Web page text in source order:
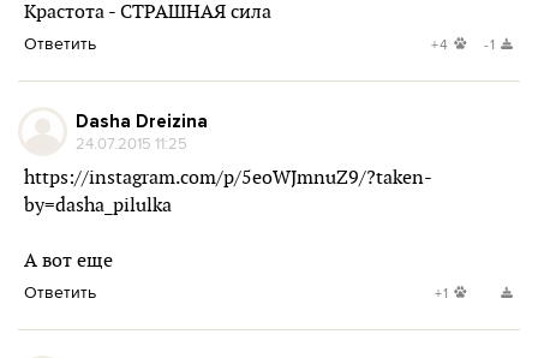
Крастота - СТРАШНАЯ сила
Ответить +4 -1
Dasha Dreizina
24.07.2015 11:25
https://instagram.com/p/5eoWJmnuZ9/?taken-
by=dasha_pilulka
А вот еще
Ответить +1